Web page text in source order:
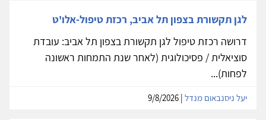
לגן תקשורת בצפון תל אביב, רכזת טיפול-אלו'ט
דרושה רכזת טיפול לגן תקשורת בצפון תל אביב: עובדת
סוציאלית / פסיכולוגית (לאחר שנת התמחות ראשונה
לפחות)...
יעל ניסנבאום מנדל